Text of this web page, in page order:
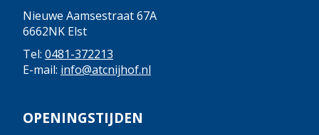
Nieuwe Aamsestraat 67A
6662NK Elst
Tel: 0481-372213
E-mail: info@atcnijhof.nl
OPENINGSTIJDEN